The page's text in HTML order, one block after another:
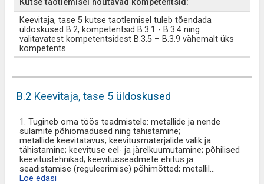
Kutse taotlemisel nõutavad kompetentsid:
Keevitaja, tase 5 kutse taotlemisel tuleb tõendada
üldoskused B.2, kompetentsid B.3.1 - B.3.4 ning
valitavatest kompetentsidest B.3.5 – B.3.9 vähemalt üks
kompetents.
B.2 Keevitaja, tase 5 üldoskused
1. Tugineb oma töös teadmistele: metallide ja nende
sulamite põhiomadused ning tähistamine;
metallide keevitatavus; keevitusmaterjalide valik ja
tähistamine; keevituse eel- ja järelkuumutamine; põhilised
keevitustehnikad; keevitusseadmete ehitus ja
seadistamise (reguleerimise) põhimõtted; metallil ...
Loe edasi